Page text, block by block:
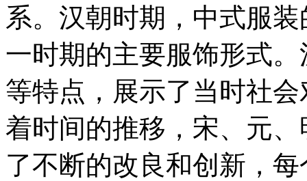
系。汉朝时期，中式服
一时期的主要服饰形式
等特点，展示了当时社
着时间的推移，宋、元
了不断的改良和创新，